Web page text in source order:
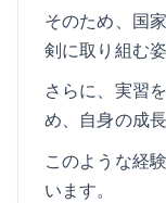
そのため、国
剣に取り組む
さらに、実習
め、自身の成
このような経
います。